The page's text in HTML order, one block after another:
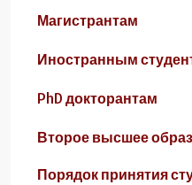
Магистрантам
Иностранным
PhD докторантам
Второе высшее
Порядок принятия